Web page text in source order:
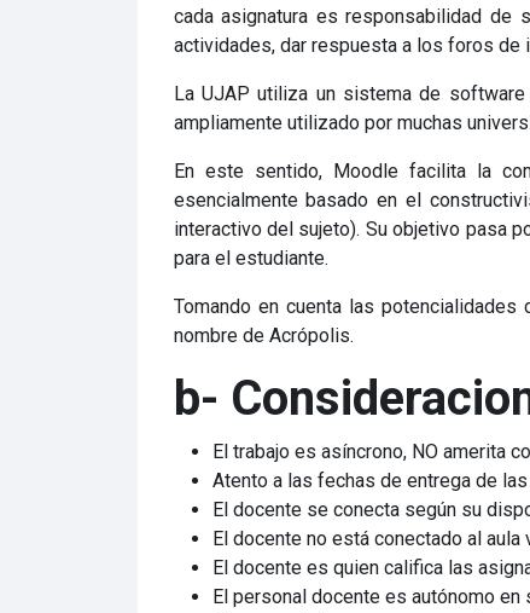
cada asignatura es responsabilidad de
actividades, dar respuesta a los foros de
La UJAP utiliza un sistema de
ampliamente utilizado por muchas
En este sentido, Moodle facilita la
esencialmente basado en el
interactivo del sujeto). Su objetivo pasa
para el estudiante.
Tomando en cuenta las
nombre de Acrópolis.
b-
El trabajo es asíncrono, NO amerita
Atento a las fechas de entrega de
El docente se conecta según su
El docente no está conectado al aula
El docente es quien califica las
El personal docente es autónomo